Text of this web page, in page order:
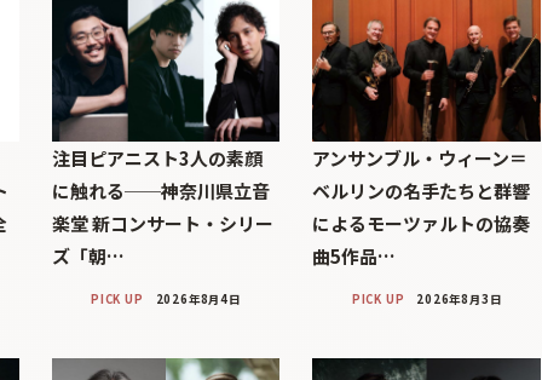
注目ピアニスト3人の素顔
に触れる──神奈川県立音
楽堂 新コンサート・シリー
ズ「朝…
PICK UP 2026年8月4日
アンサンブル・ウィーン＝
ベルリンの名手たちと群響
によるモーツァルトの協奏
曲5作品…
PICK UP 2026年8月3日